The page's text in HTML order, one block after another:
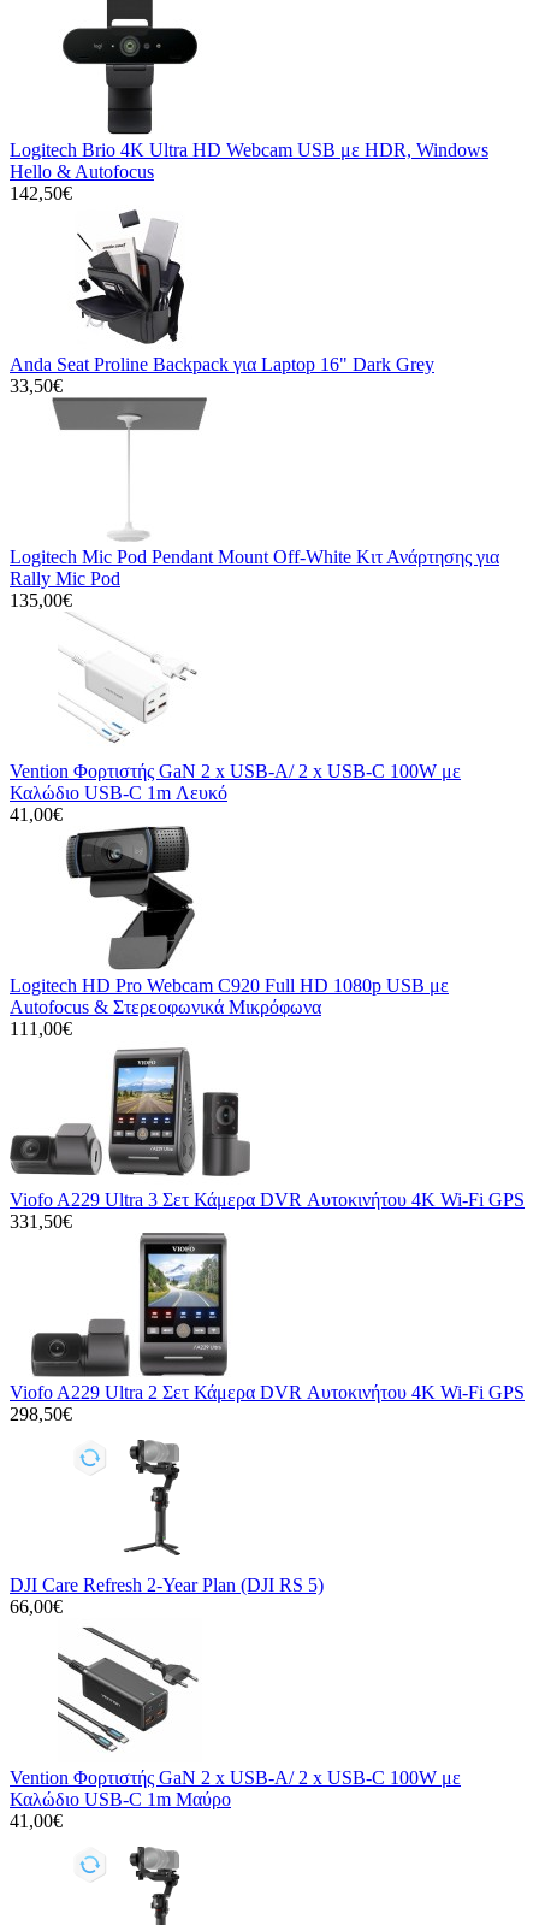
Logitech Brio 4K Ultra HD Webcam USB με HDR, Windows
Hello & Autofocus
142,50€
Anda Seat Proline Backpack για Laptop 16" Dark Grey
33,50€
Logitech Mic Pod Pendant Mount Off-White Κιτ Ανάρτησης για
Rally Mic Pod
135,00€
Vention Φορτιστής GaN 2 x USB-A/ 2 x USB-C 100W με
Καλώδιο USB-C 1m Λευκό
41,00€
Logitech HD Pro Webcam C920 Full HD 1080p USB με
Autofocus & Στερεοφωνικά Μικρόφωνα
111,00€
Viofo A229 Ultra 3 Σετ Κάμερα DVR Αυτοκινήτου 4K Wi-Fi GPS
331,50€
Viofo A229 Ultra 2 Σετ Κάμερα DVR Αυτοκινήτου 4K Wi-Fi GPS
298,50€
DJI Care Refresh 2-Year Plan (DJI RS 5)
66,00€
Vention Φορτιστής GaN 2 x USB-A/ 2 x USB-C 100W με
Καλώδιο USB-C 1m Μαύρο
41,00€